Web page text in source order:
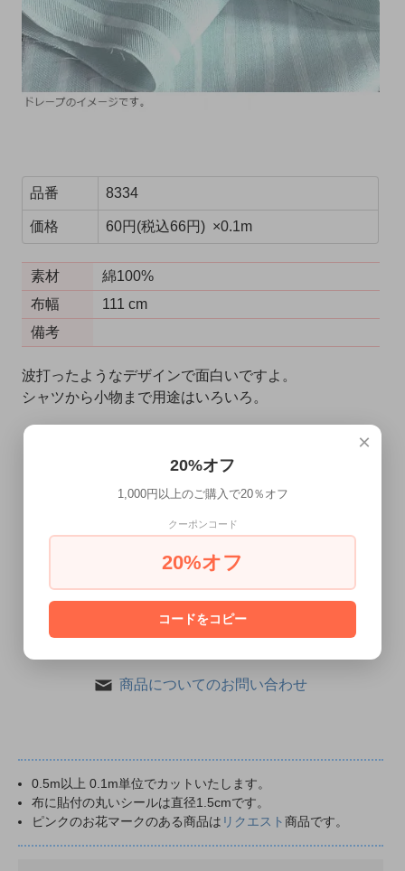
品番 8334
価格 60円(税込66円) ×0.1m
素材
綿100%
布幅
111 cm
備考
波打ったようなデザインで面白いですよ。
シャツから小物まで用途はいろいろ。
「1m」は数量「10」になります。
カートに入れる
商品についてのお問い合わせ
0.5m以上 0.1m単位でカットいたします。
布に貼付の丸いシールは直径1.5cmです。
ピンクのお花マークのある商品は リクエスト商品です。
×
20%オフ
1,000円以上のご購入で20％オフ
クーポンコード
20%オフ
コードをコピー